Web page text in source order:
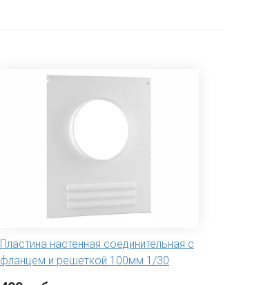
Пластина настенная соединительная с
фланцем и решеткой 100мм 1/30